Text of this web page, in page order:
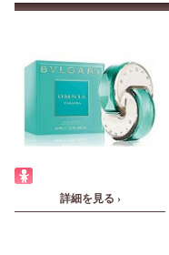
詳細を見る ›